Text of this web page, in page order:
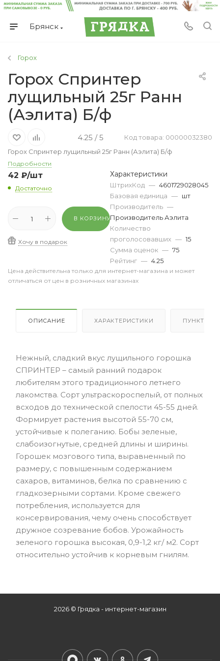
Брянск
Горох
Горох Спринтер
лущильный 25г Ранн
(Аэлита) Б/ф
4.25 / 5
Код товара: 00000032380
Горох Спринтер лущильный 25г Ранн (Аэлита) Б/ф
Подробности
42 ₽/шт
Достаточно
В КОРЗИНУ
Хочу в подарок
Характеристики
ШтрихКод — 4601729028045
Базовая единица — шт
Производитель —
Производитель Аэлита
Количество
проголосовавших — 15
Сумма оценок — 75
Рейтинг — 4.25
Цена действительна только для интернет-магазина и может
отличаться от цен в розничных магазинах
ОПИСАНИЕ ХАРАКТЕРИСТИКИ ПУНКТЫ
Нежный, сладкий вкус лущильного горошка
СПРИНТЕР – самый ранний подарок
любителям этого традиционного летнего
лакомства. Сорт ультраскороспелый, от полных
всходов до технической спелости 45-55 дней.
Формирует растения высотой 55-70 см,
устойчивые к полеганию. Бобы зеленые,
слабоизогнутые, средней длины и ширины.
Горошек мозгового типа, выравненный по
размеру, с повышенным содержанием
сахаров, витаминов, белка по сравнению с
гладкозерными сортами. Кроме свежего
потребления, используется для
консервирования, чему очень способствует
дружное созревание бобов. Урожайность
зеленого горошка высокая, 0,9-1,2 кг/ м2. Сорт
относительно устойчив к корневым гнилям.
2026 © Грядка - интернет-магазин